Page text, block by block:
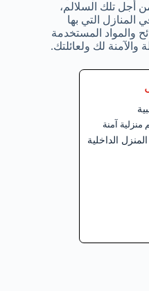
أجل تلك السلالم،
التي بها
والمواد المستخدمة
والآمنة لك ولعائلتك.
آمنة
الداخلية